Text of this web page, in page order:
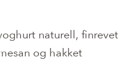
naturell, finrevet
og hakket